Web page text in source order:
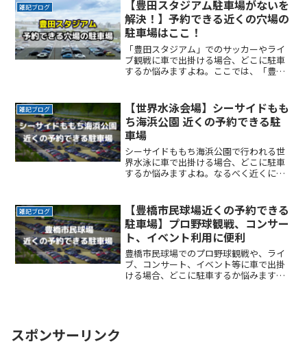
楽しみたい駐車場を探すのReadMore...
雑記ブログ
【豊田スタジアム駐車場がないを
解決！】予約できる近くの穴場の
駐車場はここ！
「豊田スタジアム」でのサッカーやライ
ブ観戦に車で出掛ける場合、どこに駐車
するか悩みますよね。ここでは、「豊田
めたい時間料金を気にせずイベントを楽
しみたい駐車場を探すのにReadMore...
雑記ブログ
【世界水泳会場】シーサイドもも
ち海浜公園 近くの予約できる駐
車場
シーサイドももち海浜公園で行われる世
界水泳に車で出掛ける場合、どこに駐車
するか悩みますよね。なるべく近くに停
くない自由に入出庫がしたい帰りは渋滞
を避けてスムーズに帰りたReadMore...
雑記ブログ
【豊橋市民球場近くの予約できる
駐車場】プロ野球観戦、コンサー
ト、イベント利用に便利
豊橋市民球場でのプロ野球観戦や、ライ
ブ、コンサート、イベント等に車で出掛
ける場合、どこに駐車するか悩みますよ
スポンサーリンク